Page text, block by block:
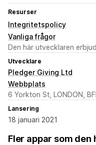
Resurser
Integritetspolicy
Vanliga frågor
Den här utvecklaren
Utvecklare
Pledger Giving Ltd
Webbplats
6 Yorkton St, LONDON,
Lansering
18 januari 2021
Fler appar som den